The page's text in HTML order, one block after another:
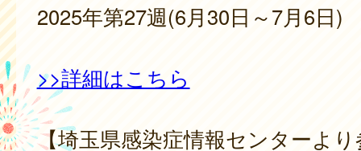
2025年第27週(6月30日～7月6日)
>>詳細はこちら
【埼玉県感染症情報センターより